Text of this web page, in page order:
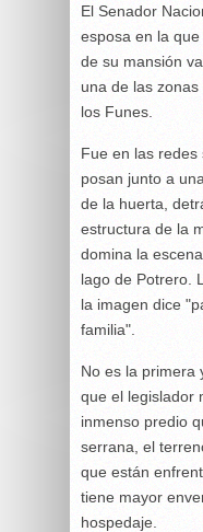
El Senador
esposa en la
de su mansión
una de las
los Funes.
Fue en las redes
posan junto a
de la huerta,
estructura de la
domina la
lago de Potrero.
la imagen dice
familia".
No es la primera
que el legislador
inmenso predio
serrana, el
que están
tiene mayor
hospedaje.